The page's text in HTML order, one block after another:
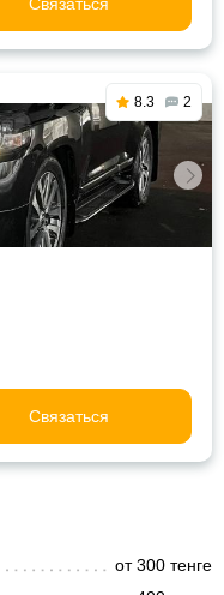
8.3 2
Связаться
от 300 тенге